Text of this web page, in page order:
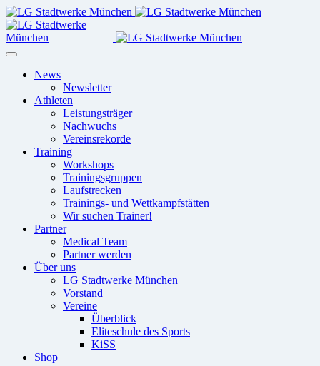
News
Newsletter
Athleten
Leistungsträger
Nachwuchs
Vereinsrekorde
Training
Workshops
Trainingsgruppen
Laufstrecken
Trainings- und Wettkampfstätten
Wir suchen Trainer!
Partner
Medical Team
Partner werden
Über uns
LG Stadtwerke München
Vorstand
Vereine
Überblick
Eliteschule des Sports
KiSS
Shop